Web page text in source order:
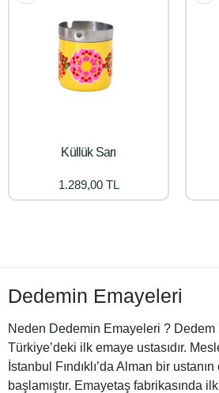
Küllük Sarı
1.289,00 TL
Dedemin Emayeleri
Neden Dedemin Emayeleri ? Dedem
Türkiye’deki ilk emaye ustasıdır.
İstanbul Fındıklı’da Alman bir ustanın
başlamıştır. Emayetaş fabrikasında